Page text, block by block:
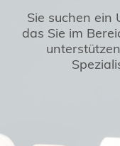
tekom-Festival
7.-8. Mai 2026 in St. Leon-Rot
tcworld China
20.-21. Mai 2027 in
Sie suchen ein
das Sie im